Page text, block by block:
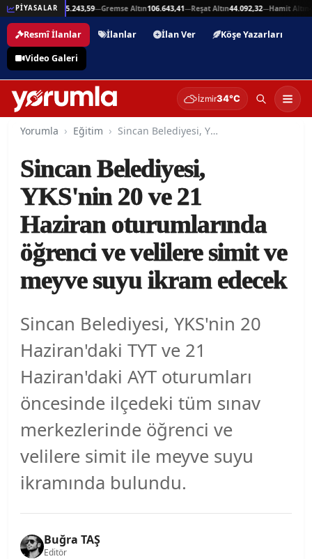
PİYASALAR
—Beşli Altın215.243,59—Gremse Altın106.643,41—Reşat Altın44.092,32—Hamit Altın
Resmî İlanlar İlanlar İlan Ver
Köşe Yazarları
Video Galeri
İzmir34°C
Yorumla Eğitim Sincan Belediyesi, YKS'nin 20 ve 21 Haziran oturumlarında öğrenci ve velilere simit ve meyve suyu ikram edecek
Sincan Belediyesi,
YKS'nin 20 ve 21
Haziran oturumlarında
öğrenci ve velilere simit ve
meyve suyu ikram edecek
Sincan Belediyesi, YKS'nin 20
Haziran'daki TYT ve 21
Haziran'daki AYT oturumları
öncesinde ilçedeki tüm sınav
merkezlerinde öğrenci ve
velilere simit ile meyve suyu
ikramında bulundu.
Buğra TAŞ
Editör